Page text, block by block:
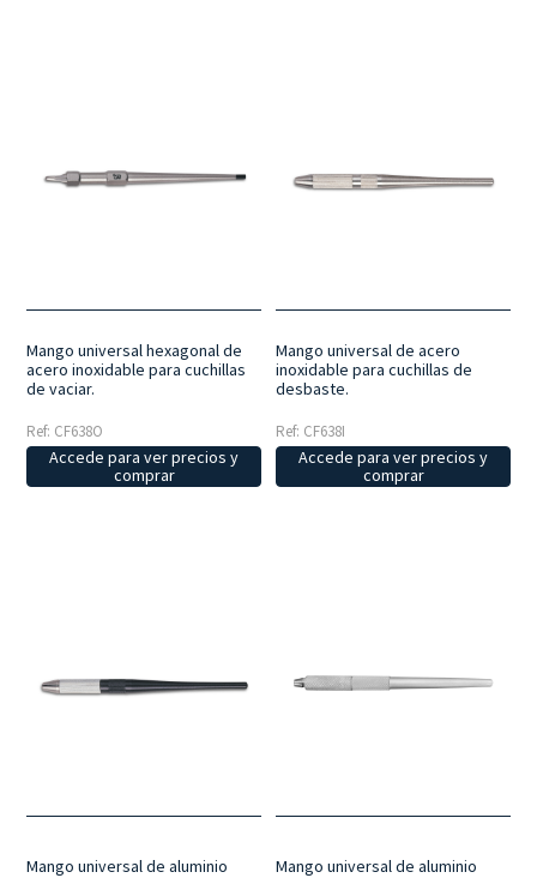
Mango universal hexagonal de
acero inoxidable para cuchillas
de vaciar.
Ref: CF638O
Accede para ver precios y
comprar
Mango universal de acero
inoxidable para cuchillas de
desbaste.
Ref: CF638I
Accede para ver precios y
comprar
Mango universal de aluminio
Mango universal de aluminio